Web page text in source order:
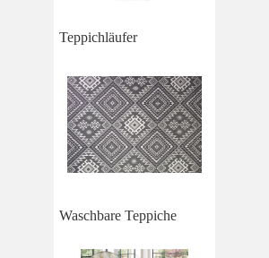
Teppichläufer
Waschbare Teppiche